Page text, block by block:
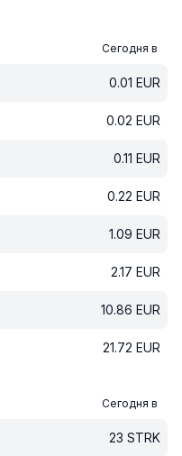
Сегодня в
0.01 EUR
0.02 EUR
0.11 EUR
0.22 EUR
1.09 EUR
2.17 EUR
10.86 EUR
21.72 EUR
Сегодня в
23 STRK